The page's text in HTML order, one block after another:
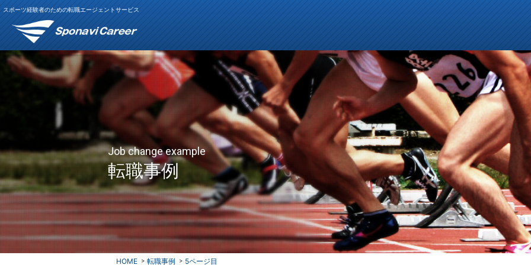
スポーツ経験者のための転職エージェントサービス
Job change example
転職事例
HOME 転職事例 5ページ目